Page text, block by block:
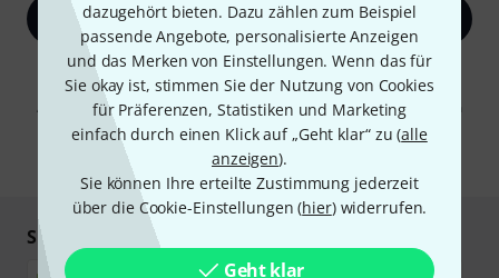
dazugehört bieten. Dazu zählen zum Beispiel
passende Angebote, personalisierte Anzeigen
und das Merken von Einstellungen. Wenn das für
Sie okay ist, stimmen Sie der Nutzung von Cookies
für Präferenzen, Statistiken und Marketing
einfach durch einen Klick auf „Geht klar“ zu (alle
anzeigen).
Sie können Ihre erteilte Zustimmung jederzeit
über die Cookie-Einstellungen (hier) widerrufen.
Geht klar
Jetzt anmelden
Mit Klick auf „Jetzt anmelden“ stimmen Sie dem Erhalt von E-Mail-
Werbung und einer Messung des E-Mail-Nutzungsverhaltens zu. Die
Abmeldung ist jederzeit möglich. Weitere Informationen finden Sie in
unseren
Datenschutzhinweisen .
* Pflichtfeld
Sicher einkaufen & bezahlen